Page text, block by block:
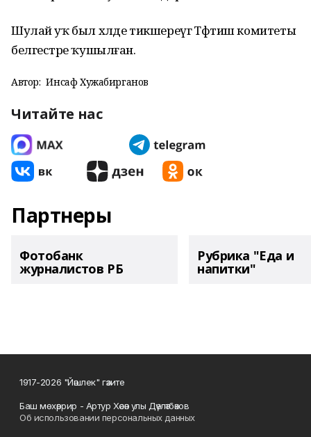
Шулай уҡ был хәлде тикшереүгә Тәфтиш комитеты
белгестәре ҡушылған.
Автор: Инсаф Хужабирганов
Читайте нас
Партнеры
Фотобанк
журналистов РБ
Рубрика "Еда и
напитки"
1917-2026 "Йәшлек" гәзите
Баш мөхәррир - Артур Хәсән улы Дәүләтбәков
Об использовании персональных данных